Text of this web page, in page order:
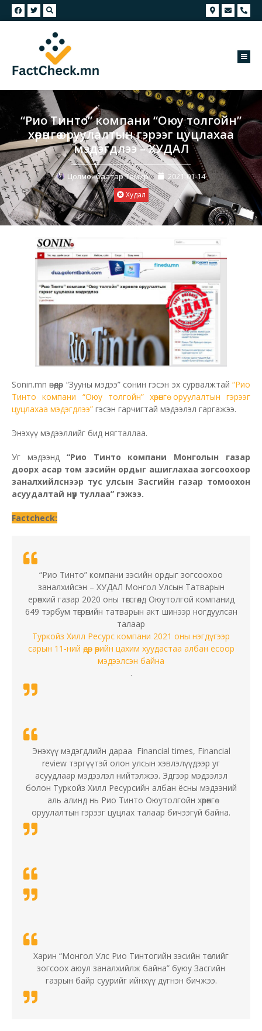
“Рио Тинто” компани “Оюу толгойн”
хөрөнгө оруулалтын гэрээг цуцлахаа
мэдэгдлээ – ХУДАЛ
Цолмонбаатар Тамир 2021-01-14
Худал
Sonin.mn өнөөдөр “Зууны мэдээ” сонин гэсэн эх сурвалжтай “Рио
Тинто компани “Оюу толгойн” хөрөнгө оруулалтын гэрээг
цуцлахаа мэдэгдлээ” гэсэн гарчигтай мэдээлэл гаргажээ.
Энэхүү мэдээллийг бид нягталлаа.
Уг мэдээнд “Рио Тинто компани Монголын газар
доорх асар том зэсийн ордыг ашиглахаа зогсоохоор
заналхийлснээр тус улсын Засгийн газар томоохон
асуудалтай нүүр туллаа” гэжээ.
Factcheck:
“Рио Тинто” компани зэсийн ордыг зогсоохоо
заналхийсэн – ХУДАЛ Монгол Улсын Татварын
ерөнхий газар 2020 оны төгсгөлд Оюутолгой компанид
649 тэрбум төгрөгийн татварын акт шинээр ногдуулсан
талаар
Туркойз Хилл Ресурс компани 2021 оны нэгдүгээр
сарын 11-ний өдөр өөрийн цахим хуудастаа албан ёсоор
мэдээлсэн байна
.
Энэхүү мэдэгдлийн дараа Financial times, Financial
review тэргүүтэй олон улсын хэвлэлүүдээр уг
асуудлаар мэдээлэл нийтэлжээ. Эдгээр мэдээлэл
болон Туркойз Хилл Ресурсийн албан ёсны мэдээний
аль алинд нь Рио Тинто Оюутолгойн хөрөнгө
оруулалтын гэрээг цуцлах талаар бичээгүй байна.
Харин “Монгол Улс Рио Тинтогийн зэсийн төслийг
зогсоох аюул заналхийлж байна” буюу Засгийн
газрын байр суурийг ийнхүү дүгнэн бичжээ.